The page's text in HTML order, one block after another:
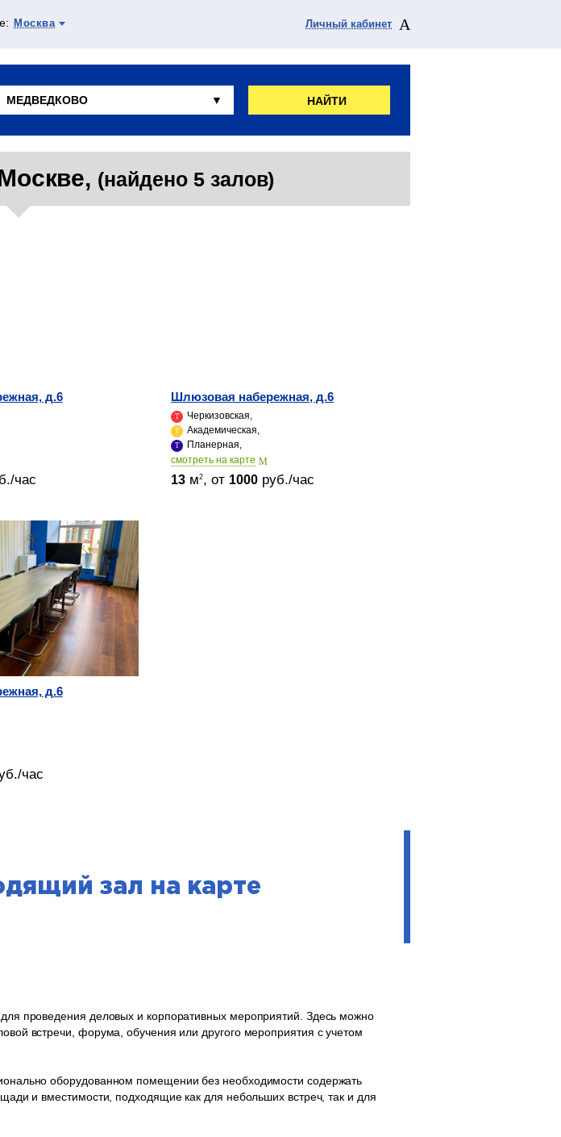
Москва Личный кабинет
НАЙТИ
(найдено 5 залов)
д.6
час
Шлюзовая набережная, д.6
Черкизовская,
Академическая,
Планерная,
cмотреть на карте
13 м2, от 1000 руб./час
д.6
час
зал на карте
проведения деловых и корпоративных мероприятий. Здесь можно
встречи, форума, обучения или другого мероприятия с учетом
оборудованном помещении без необходимости содержать
и вместимости, подходящие как для небольших встреч, так и для